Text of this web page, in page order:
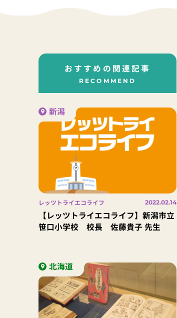
おすすめの関連記事
RECOMMEND
新潟
レッツトライエコライフ 2022.02.14
【レッツトライエコライフ】新潟市立
笹口小学校 校長 佐藤貴子 先生
北海道